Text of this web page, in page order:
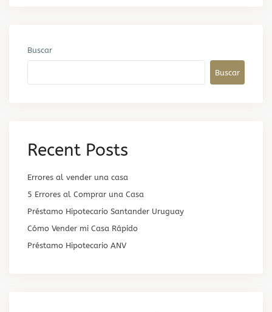
Buscar
Buscar
Recent Posts
Errores al vender una casa
5 Errores al Comprar una Casa
Préstamo Hipotecario Santander Uruguay
Cómo Vender mi Casa Rápido
Préstamo Hipotecario ANV